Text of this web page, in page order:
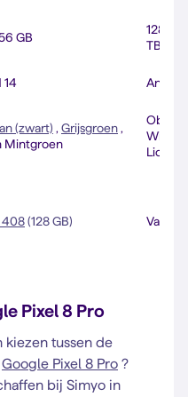
GB
128
TB
14
(zwart) , Grijsgroen ,
Mintgroen
Wit
(128 GB) Vanaf
Pixel 8 Pro
kiezen tussen de
Google Pixel 8 Pro ?
bij Simyo in